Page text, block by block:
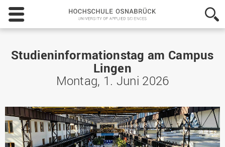
Hochschule
Osnabrück
-
of
Applied
Studieninformationstag am Campus
Lingen
Montag, 1. Juni 2026